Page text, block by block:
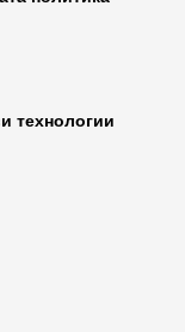
технологии